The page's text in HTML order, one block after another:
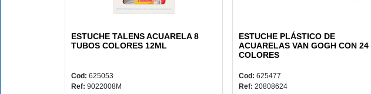
ESTUCHE TALENS ACUARELA 8
TUBOS COLORES 12ML
Cod: 625053
Ref: 9022008M
ESTUCHE PLÁSTICO DE
ACUARELAS VAN GOGH CON 24
COLORES
Cod: 625477
Ref: 20808624